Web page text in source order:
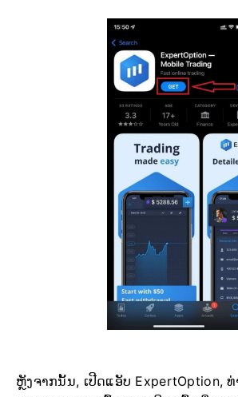
ຫຼັງຈາກນັ້ນ, ເປີດແອັບ ExpertOption,